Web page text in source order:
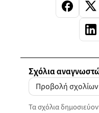
Σχόλια
Προβολή σχολίων
Τα σχόλια